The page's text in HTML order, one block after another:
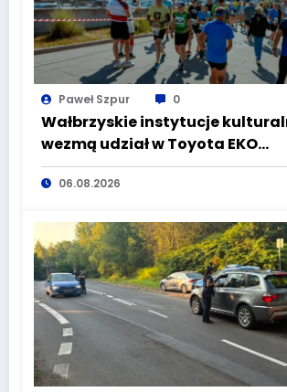
Paweł Szpur 0
Wałbrzyskie instytucje
wezmą udział w Toyota EKO
Półmaraton Wałbrzych
06.08.2026